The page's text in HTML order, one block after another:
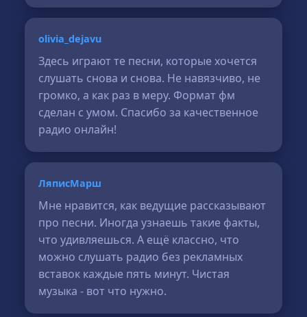
olivia_dejavu
Здесь играют те песни, которые хочется
слушать снова и снова. Не навязчиво, не
громко, а как раз в меру. Формат фм
сделан с умом. Спасибо за качественное
радио онлайн!
ЛяписМарш
Мне нравится, как ведущие рассказывают
про песни. Иногда узнаешь такие факты,
что удивляешься. А ещё классно, что
можно слушать радио без рекламных
вставок каждые пять минут. Чистая
музыка - вот что нужно.